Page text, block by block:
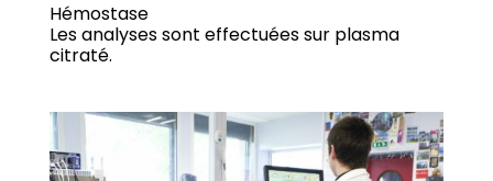
Hémostase
Les analyses sont effectuées sur plasma
citraté.